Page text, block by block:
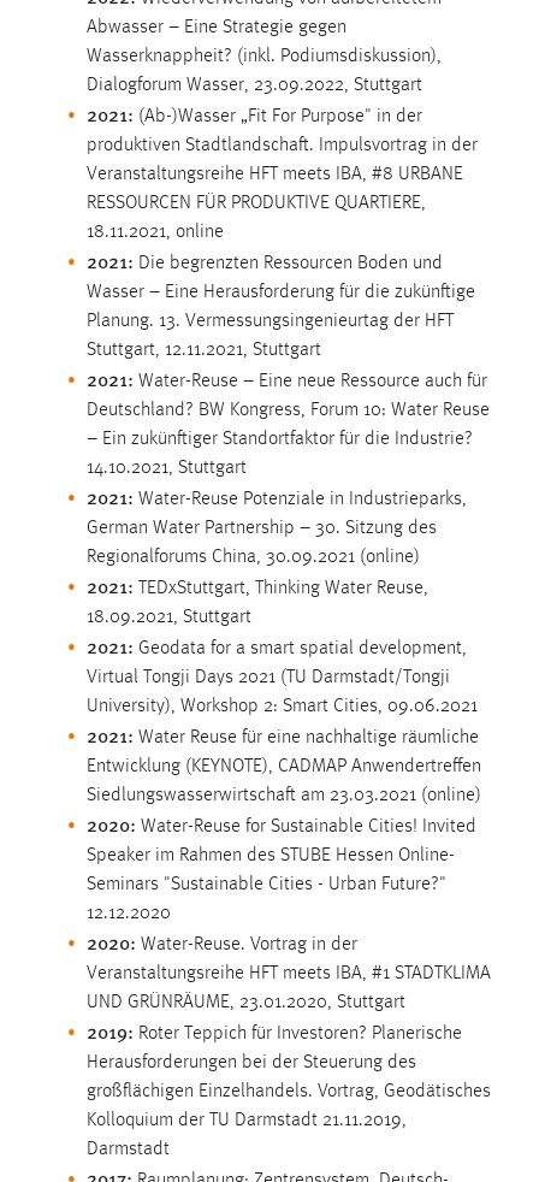
Abwasser – Eine Strategie gegen
Wasserknappheit? (inkl. Podiums­diskussion),
Dialogforum Wasser, 23.09.2022, Stuttgart
2021: (Ab-)Wasser „Fit For Purpose" in der
produktiven Stadtlandschaft. Impulsvortrag in der
Veranstaltungsreihe HFT meets IBA, #8 URBANE
RESSOURCEN FÜR PRODUKTIVE QUARTIERE,
18.11.2021, online
2021: Die begrenzten Ressourcen Boden und
Wasser – Eine Herausforderung für die zukünftige
Planung. 13. Vermessungsingenieurtag der HFT
Stuttgart, 12.11.2021, Stuttgart
2021: Water-Reuse – Eine neue Ressource auch für
Deutschland? BW Kongress, Forum 10: Water Reuse
– Ein ­zukünftiger Standortfaktor für die Industrie?
14.10.2021, Stuttgart
2021: Water-Reuse Potenziale in Industrieparks,
German Water Partnership – 30. Sitzung des
Regionalforums China, 30.09.2021 (online)
2021: TEDxStuttgart, Thinking Water Reuse,
18.09.2021, Stuttgart
2021: Geodata for a smart spatial development,
Virtual Tongji Days 2021 (TU Darmstadt/Tongji
University), Workshop 2: Smart Cities, 09.06.2021
2021: Water Reuse für eine nachhaltige räumliche
Entwicklung (KEYNOTE), CADMAP Anwendertreffen
Siedlungswasserwirtschaft am 23.03.2021 (online)
2020: Water-Reuse for Sustainable Cities! Invited
Speaker im Rahmen des STUBE Hessen Online-
Seminars "Sustainable Cities - Urban Future?"
12.12.2020
2020: Water-Reuse. Vortrag in der
Veranstaltungsreihe HFT meets IBA, #1 STADTKLIMA
UND GRÜNRÄUME, 23.01.2020, Stuttgart
2019: Roter Teppich für Investoren? Planerische
Herausforderungen bei der Steuerung des
großflächigen Einzelhandels. Vortrag, Geodätisches
Kolloquium der TU Darmstadt 21.11.2019,
Darmstadt
Conversion-Tracking
Cookie Laufzeit:
3 Monate
Facebook Pixel
Name:
_fbp
Anbieter:
Facebook
Zweck:
Conversion-Tracking
Cookie Laufzeit:
EXTERNE MEDIEN
Um Inhalte von Videoplattformen und Social Media
Plattformen anzeigen zu können, werden von diesen
externen Medien Cookies gesetzt.
YouTube
Vimeo